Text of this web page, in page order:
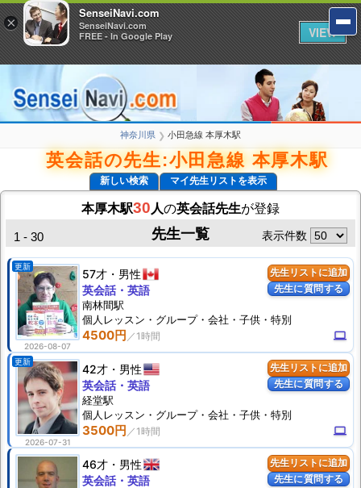
神奈川県 ❯ 小田急線 本厚木駅
英会話の先生:小田急線 本厚木駅
新しい検索 マイ先生リストを表示
本厚木駅30 人の英会話先生が登録
先生一覧
1 - 30 表示件数
先生リストに追加
先生に質問する
更新
2026-08-07
57才 男性
4500円 computer
英会話・英語
南林間駅
個人 レッスン ・グループ・会社・子供・特別
先生リストに追加
先生に質問する
更新
2026-07-31
42才 男性
3500円 computer
英会話・英語
経堂駅
個人 レッスン ・グループ・会社・子供・特別
先生リストに追加
先生に質問する
46才 男性
英会話・英語
×
SenseiNavi.com
SenseiNavi.com
FREE - In Google Play
VIEW
×
SenseiNavi.com
SenseiNavi.com
FREE - In Google Play
VIEW